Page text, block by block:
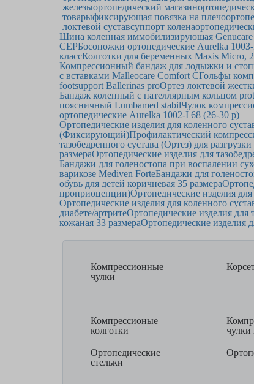
железыортопедический магазин
товарыфиксирующая повязка на плечо
локтевой суставсуппорт колена
Шина коленная иммобилизирующая
CEPБосоножки ортопедические Aurelka
классКолготки для беременных Maxis Micro, 2
Компрессионный бандаж для лодыжки и
с вставками Malleocare Comfort CГольфы
footsupport Ballerinas proОртез локтевой
Бандаж коленный с пателлярным кольцом
поясничный Lumbamed stabilЧулок
ортопедические Aurelka 1002-I 68 (26-30 р)
Ортопедические изделия для коленного
(Фиксирующий)Профилактический
тазобедренного сустава (Ортез) для
размераОртопедические изделия для
Бандажи для голеностопа при воспалении
варикозе Mediven ForteБандажи для
обувь для детей коричневая 35 размера
проприоцепции)Ортопедические изделия
Ортопедические изделия для коленного
диабете/артритеОртопедические изделия для
кожаная 33 размераОртопедические изделия
Компрессионные
чулки
Компрессионые
колготки
чулки
Ортопедические
стельки